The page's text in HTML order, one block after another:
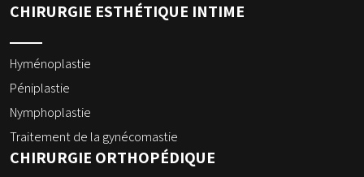
CHIRURGIE ESTHÉTIQUE INTIME
Hyménoplastie
Péniplastie
Nymphoplastie
Traitement de la gynécomastie
CHIRURGIE ORTHOPÉDIQUE